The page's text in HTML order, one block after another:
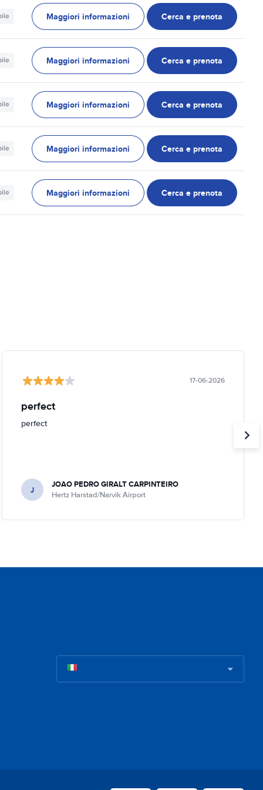
Maggiori informazioni Cerca e prenota
Maggiori informazioni Cerca e prenota
Maggiori informazioni Cerca e prenota
Maggiori informazioni Cerca e prenota
Maggiori informazioni Cerca e prenota
17-06-2026
perfect
perfect
J JOAO PEDRO GIRALT CARPINTEIRO
Hertz Harstad/Narvik Airport